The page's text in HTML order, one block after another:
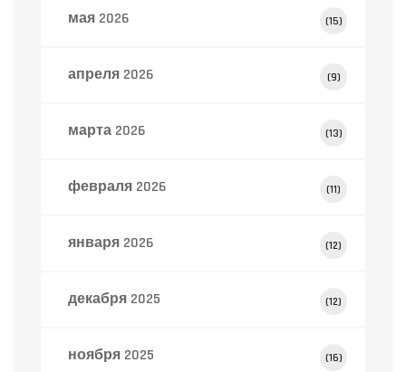
мая 2026 (15)
апреля 2026 (9)
марта 2026 (13)
февраля 2026 (11)
января 2026 (12)
декабря 2025 (12)
ноября 2025 (16)